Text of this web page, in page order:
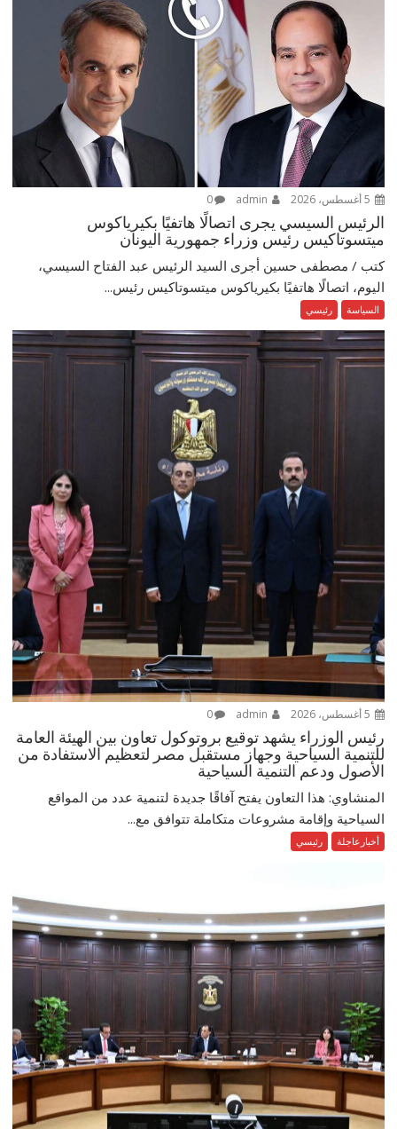
0
الرئيس السيسي يجرى اتصالًا هاتفيًا بكيرياكوس
ميتسوتاكيس رئيس وزراء جمهورية اليونان
كتب / مصطفى حسين أجرى السيد الرئيس عبد الفتاح السيسي،
اليوم، اتصالًا هاتفيًا بكيرياكوس ميتسوتاكيس رئيس...
السياسة رئيسي
0
رئيس الوزراء يشهد توقيع بروتوكول تعاون بين الهيئة العامة
للتنمية السياحية وجهاز مستقبل مصر لتعظيم الاستفادة من
الأصول ودعم التنمية السياحية
المنشاوي: هذا التعاون يفتح آفاقًا جديدة لتنمية عدد من المواقع
السياحية وإقامة مشروعات متكاملة تتوافق مع...
أخبارعاجلة رئيسي